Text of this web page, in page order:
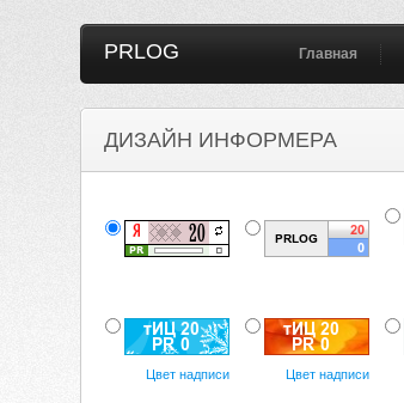
PRLOG Главная
ДИЗАЙН ИНФОРМЕРА
Цвет надписи Цвет надписи